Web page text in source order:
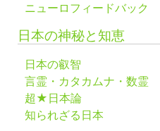
ニューロフィードバック
日本の神秘と知恵
日本の叡智
言霊・カタカムナ・数霊
超★日本論
知られざる日本